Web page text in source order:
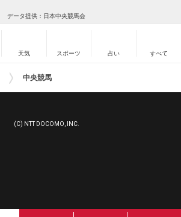
データ提供：日本中央競馬会
天気 スポーツ 占い すべて
中央競馬
(C) NTT DOCOMO, INC.